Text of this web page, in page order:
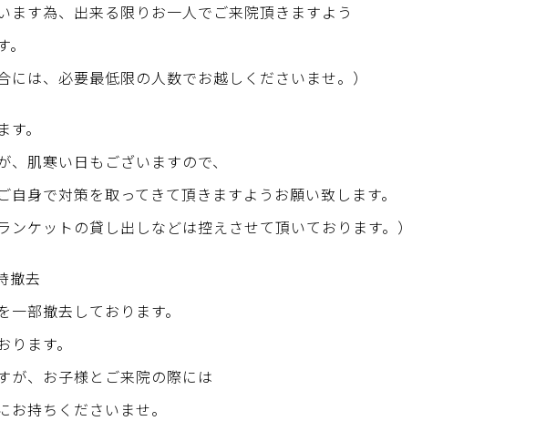
ます為、出来る限りお一人でご来院頂きますよう
には、必要最低限の人数でお越しくださいませ。）
。
肌寒い日もございますので、
自身で対策を取ってきて頂きますようお願い致します。
ンケットの貸し出しなどは控えさせて頂いております。）
撤去
部撤去しております。
ます。
が、お子様とご来院の際には
持ちくださいませ。